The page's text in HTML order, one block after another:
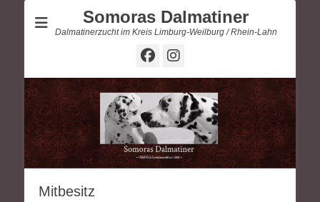
Somoras Dalmatiner
Dalmatinerzucht im Kreis Limburg-Weilburg / Rhein-Lahn
Facebook
Instagram
Mitbesitz